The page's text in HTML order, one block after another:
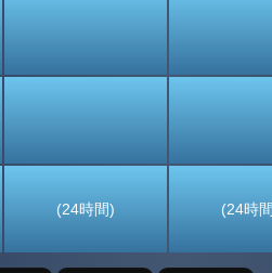
(24時間) (24時